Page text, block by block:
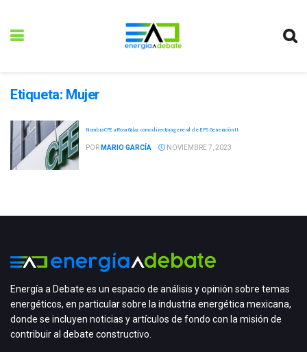
Etiqueta: Mujer
Nombra CFE a Rosa Galaz como directora general de EPS Generación II
POR MARIO GARCÍA NOVIEMBRE 7, 2023
Energía a Debate es un espacio de análisis y opinión sobre temas
energéticos, en particular sobre la industria energética mexicana,
donde se incluyen noticias y artículos de fondo con la misión de
contribuir al debate constructivo.